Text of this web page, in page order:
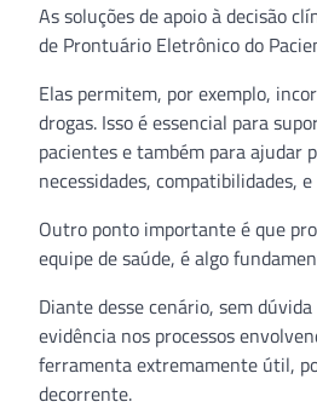
As soluções de apoio à decisão
de Prontuário Eletrônico do
Elas permitem, por exemplo,
drogas. Isso é essencial para
pacientes e também para ajudar
necessidades, compatibilidades,
Outro ponto importante é que
equipe de saúde, é algo
Diante desse cenário, sem
evidência nos processos
ferramenta extremamente útil,
decorrente.